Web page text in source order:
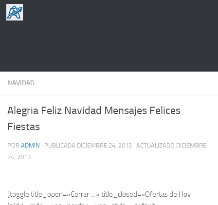
Saltar al contenido
NAVIDAD
Alegria Feliz Navidad Mensajes Felices
Fiestas
POR ADMIN · PUBLICADA DICIEMBRE 24, 2013 · ACTUALIZADO DICIEMBRE
24, 2013
[toggle title_open=»Cerrar …» title_closed=»Ofertas de Hoy